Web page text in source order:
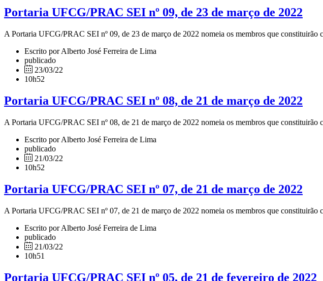
Portaria UFCG/PRAC SEI nº 09, de 23 de março de 2022
A Portaria UFCG/PRAC SEI nº 09, de 23 de março de 2022 nomeia os membros que
Escrito por Alberto José Ferreira de Lima
publicado
23/03/22
10h52
Portaria UFCG/PRAC SEI nº 08, de 21 de março de 2022
A Portaria UFCG/PRAC SEI nº 08, de 21 de março de 2022 nomeia os membros que
Escrito por Alberto José Ferreira de Lima
publicado
21/03/22
10h52
Portaria UFCG/PRAC SEI nº 07, de 21 de março de 2022
A Portaria UFCG/PRAC SEI nº 07, de 21 de março de 2022 nomeia os membros que
Escrito por Alberto José Ferreira de Lima
publicado
21/03/22
10h51
Portaria UFCG/PRAC SEI nº 05, de 21 de fevereiro de 2022